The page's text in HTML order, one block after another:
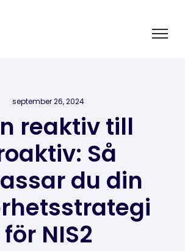
september 26, 2024
reaktiv till
Så
du din
för NIS2